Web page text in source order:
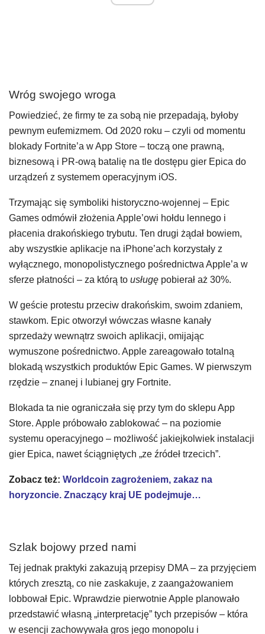
Wróg swojego wroga
Powiedzieć, że firmy te za sobą nie przepadają, byłoby
pewnym eufemizmem. Od 2020 roku – czyli od momentu
blokady Fortnite’a w App Store – toczą one prawną,
biznesową i PR-ową batalię na tle dostępu gier Epica do
urządzeń z systemem operacyjnym iOS.
Trzymając się symboliki historyczno-wojennej – Epic
Games odmówił złożenia Apple’owi hołdu lennego i
płacenia drakońskiego trybutu. Ten drugi żądał bowiem,
aby wszystkie aplikacje na iPhone’ach korzystały z
wyłącznego, monopolistycznego pośrednictwa Apple’a w
sferze płatności – za którą to usługę pobierał aż 30%.
W geście protestu przeciw drakońskim, swoim zdaniem,
stawkom. Epic otworzył wówczas własne kanały
sprzedaży wewnątrz swoich aplikacji, omijając
wymuszone pośrednictwo. Apple zareagowało totalną
blokadą wszystkich produktów Epic Games. W pierwszym
rzędzie – znanej i lubianej gry Fortnite.
Blokada ta nie ograniczała się przy tym do sklepu App
Store. Apple próbowało zablokować – na poziomie
systemu operacyjnego – możliwość jakiejkolwiek instalacji
gier Epica, nawet ściągniętych „ze źródeł trzecich”.
Zobacz też: Worldcoin zagrożeniem, zakaz na
horyzoncie. Znaczący kraj UE podejmuje…
Szlak bojowy przed nami
Tej jednak praktyki zakazują przepisy DMA – za przyjęciem
których zresztą, co nie zaskakuje, z zaangażowaniem
lobbował Epic. Wprawdzie pierwotnie Apple planowało
przedstawić własną „interpretację” tych przepisów – która
w esencji zachowywała gros jego monopolu i